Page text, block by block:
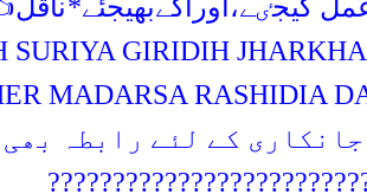
کیجٸے،اورآگےبھیجئے*
SURIYA GIRIDIH
MADARSA RASHIDIA
کے لئے رابطہ